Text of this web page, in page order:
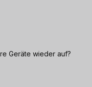
Geräte wieder auf?